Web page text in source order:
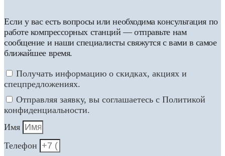
Если у вас есть вопросы или необходима консультация по
работе компрессорных станций — отправьте нам
сообщение и наши специалисты свяжутся с вами в самое
ближайшее время.
Получать информацию о скидках, акциях и
спецпредложениях.
Отправляя заявку, вы соглашаетесь с Политикой
конфиденциальности.
Имя
Телефон